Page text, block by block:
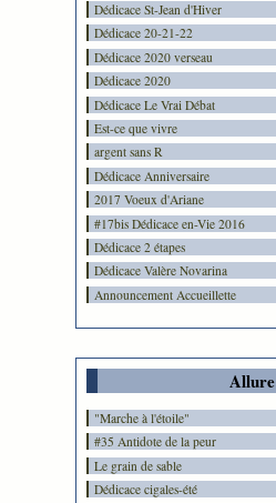
Dédicace St-Jean d'Hiver
Dédicace 20-21-22
Dédicace 2020 verseau
Dédicace 2020
Dédicace Le Vrai Débat
Est-ce que vivre
argent sans R
Dédicace Anniversaire
2017 Voeux d'Ariane
#17bis Dédicace en-Vie 2016
Dédicace 2 étapes
Dédicace Valère Novarina
Announcement Accueillette
Allure
"Marche à l'étoile"
#35 Antidote de la peur
Le grain de sable
Dédicace cigales-été